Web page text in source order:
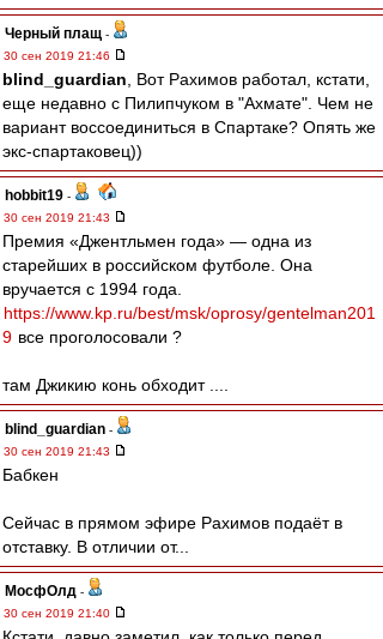
Черный плащ -
30 сен 2019 21:46
blind_guardian , Вот Рахимов работал, кстати,
еще недавно с Пилипчуком в "Ахмате". Чем не
вариант воссоединиться в Спартаке? Опять же
экс-спартаковец))
hobbit19 -
30 сен 2019 21:43
Премия «Джентльмен года» — одна из
старейших в российском футболе. Она
вручается с 1994 года.
https://www.kp.ru/best/msk/oprosy/gentelman201
9 все проголосовали ?
там Джикию конь обходит ....
blind_guardian -
30 сен 2019 21:43
Бабкен
Сейчас в прямом эфире Рахимов подаёт в
отставку. В отличии от...
МосфОлд -
30 сен 2019 21:40